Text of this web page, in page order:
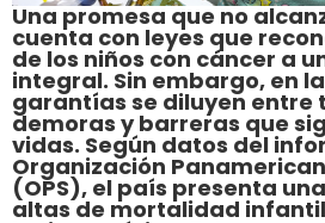
Una promesa que no
cuenta con leyes que
de los niños con cáncer a
integral. Sin embargo, en
garantías se diluyen entre
demoras y barreras que
vidas. Según datos del
Organización
(OPS), el país presenta
altas de mortalidad